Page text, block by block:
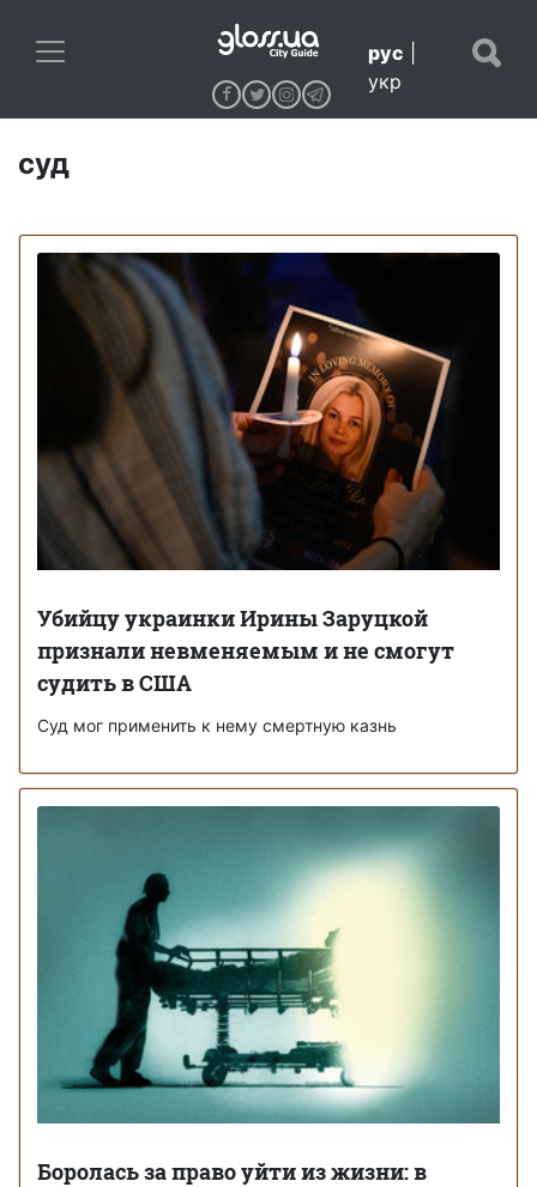
рус
укр
суд
Убийцу украинки Ирины Заруцкой
признали невменяемым и не смогут
судить в США
Суд мог применить к нему смертную казнь
Боролась за право уйти из жизни: в